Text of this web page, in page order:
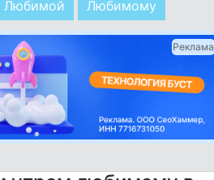
Любимой Любимому
Реклама